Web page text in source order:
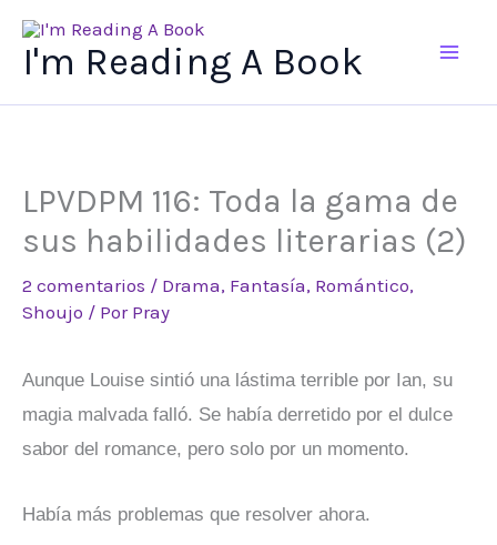
I'm Reading A Book
LPVDPM 116: Toda la gama de
sus habilidades literarias (2)
2 comentarios / Drama, Fantasía, Romántico,
Shoujo / Por Pray
Aunque Louise sintió una lástima terrible por Ian, su
magia malvada falló. Se había derretido por el dulce
sabor del romance, pero solo por un momento.
Había más problemas que resolver ahora.